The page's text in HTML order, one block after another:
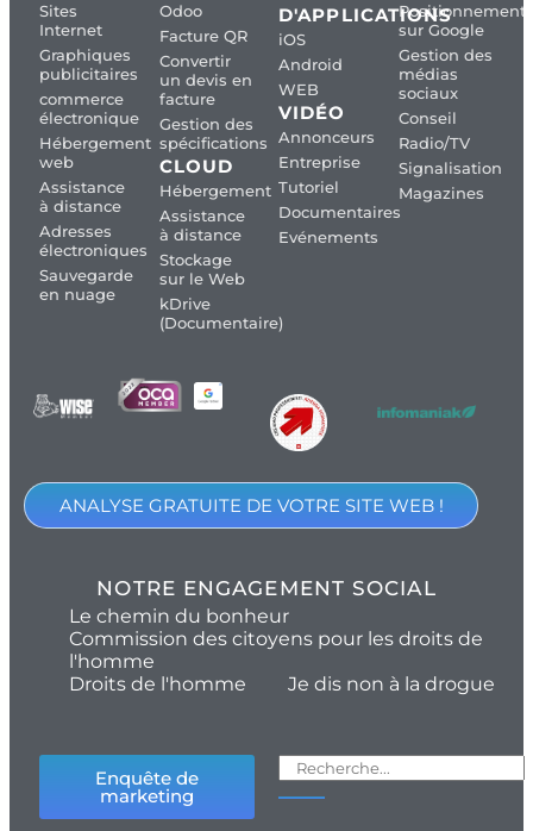
Sites
Internet
Graphiques
publicitaires
commerce
électronique
Hébergement
web
Assistance
à distance
Adresses
électroniques
Sauvegarde
en nuage
Odoo
Facture QR
Convertir
un devis en
facture
Gestion des
spécifications
CLOUD
Hébergement
Assistance
à distance
Stockage
sur le Web
kDrive
(Documentaire)
D'APPLICATIONS
iOS
Android
WEB
VIDÉO
Annonceurs
Entreprise
Tutoriel
Documentaires
Evénements
Positionnement
sur Google
Gestion des
médias
sociaux
Conseil
Radio/TV
Signalisation
Magazines
ANALYSE GRATUITE DE VOTRE SITE WEB !
NOTRE ENGAGEMENT SOCIAL
Le chemin du bonheur
Commission des citoyens pour les droits de
l'homme
Droits de l'homme
Je dis non à la drogue
Enquête de
marketing